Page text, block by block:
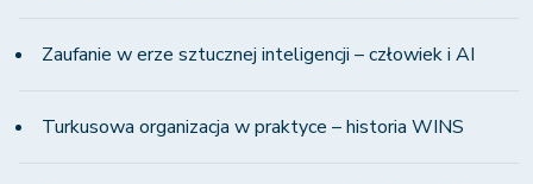
Zaufanie w erze sztucznej inteligencji – człowiek i AI
Turkusowa organizacja w praktyce – historia WINS